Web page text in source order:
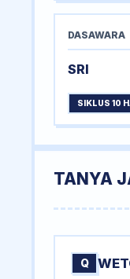
DASAWARA
SRI
SIKLUS 10
TANYA
Q